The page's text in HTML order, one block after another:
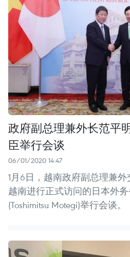
政府副总理兼外长范平
臣举行会谈
06/01/2020 14:47
1月6日，越南政府副总理兼
越南进行正式访问的日本外
(Toshimitsu Motegi)举行会谈。